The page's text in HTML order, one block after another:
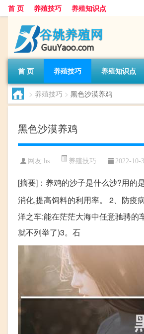
首 页 养殖技巧 养殖知识点
首 页 养殖技巧 养殖知识点
> 养殖技巧 > 黑色沙漠养鸡
黑色沙漠养鸡
网友:hs 养殖技巧 2022-10-
[摘要]：养鸡的沙子是什么沙?用的
消化,提高饲料的利用率。 2、防疫
洋之车:能在茫茫大海中任意驰骋的
就不列举了)3。石